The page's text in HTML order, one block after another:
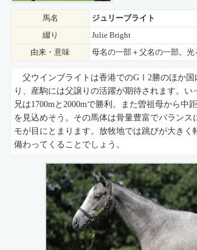
馬名
ジュリーブライト
綴り
Julie Bright
由来・意味
母名の一部＋父名の一部。
父ウインブライトは香港でのGⅠ2勝のほか国
り、産駒には父譲りの活躍が期待されます。
兄は1700mと2000mで勝利。また曽祖母から
を見込めそう。その馬体は骨量豊富でバラン
モが目にとまります。放牧地では跳びが大き
備わってくることでしょう。